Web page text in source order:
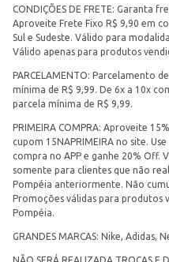
CONDIÇÕES DE FRETE: Garanta
Aproveite Frete Fixo R$ 9,90 em
Sul e Sudeste. Válido para
Válido apenas para produtos
PARCELAMENTO: Parcelamento
mínima de R$ 9,99. De 6x a 10x
parcela mínima de R$ 9,99.
PRIMEIRA COMPRA: Aproveite
cupom 15NAPRIMEIRA no site.
compra no APP e ganhe 20% Off.
somente para clientes que não
Pompéia anteriormente. Não
Promoções válidas para produtos
Pompéia.
GRANDES MARCAS: Nike, Adidas,